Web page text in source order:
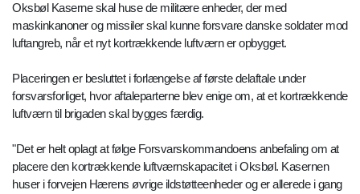
Oksbøl Kaserne skal huse de militære enheder, der med
maskinkanoner og missiler skal kunne forsvare danske soldater mod
luftangreb, når et nyt kortrækkende luftværn er opbygget.
Placeringen er besluttet i forlængelse af første delaftale under
forsvarsforliget, hvor aftaleparterne blev enige om, at et kortrækkende
luftværn til brigaden skal bygges færdig.
"Det er helt oplagt at følge Forsvarskommandoens anbefaling om at
placere den kortrækkende luftværnskapacitet i Oksbøl. Kasernen
huser i forvejen Hærens øvrige ildstøtteenheder og er allerede i gang